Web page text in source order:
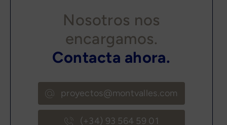
Nosotros nos
encargamos.
Contacta ahora.
proyectos@montvalles.com
(+34) 93 564 59 01